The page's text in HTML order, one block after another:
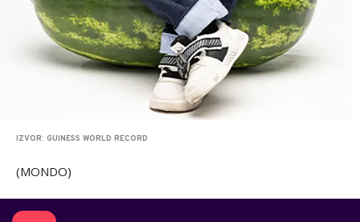
IZVOR: GUINESS WORLD RECORD
(MONDO)